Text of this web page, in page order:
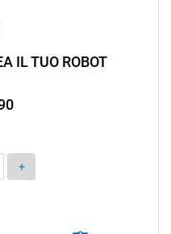
IL TUO ROBOT